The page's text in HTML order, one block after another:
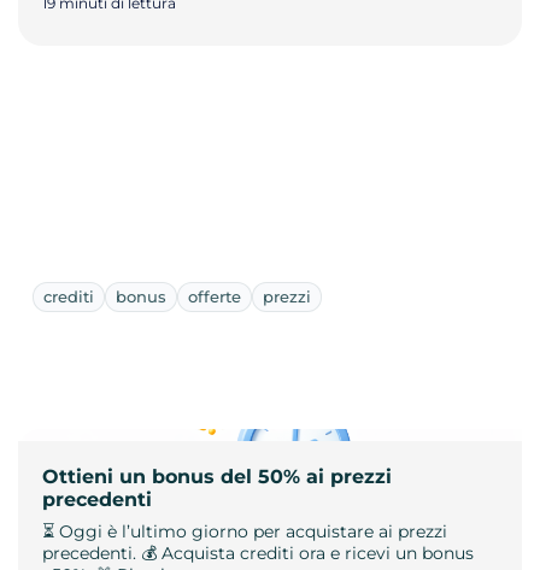
crediti bonus offerte prezzi
Ottieni un bonus del 50% ai prezzi
precedenti
⏳ Oggi è l’ultimo giorno per acquistare ai prezzi
precedenti. 💰 Acquista crediti ora e ricevi un bonus